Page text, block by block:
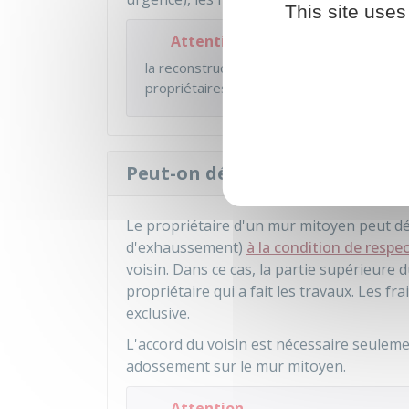
Attention
la reconstruction d'un mur mitoyen se
propriétaires. Les frais sont partagés
Peut-on décider de surélever
Le propriétaire d'un mur mitoyen peut
d'exhaussement) à la condition de
voisin. Dans ce cas, la partie supérieure
propriétaire qui a fait les travaux. Les
exclusive.
L'accord du voisin est nécessaire
adossement sur le mur mitoyen.
This site